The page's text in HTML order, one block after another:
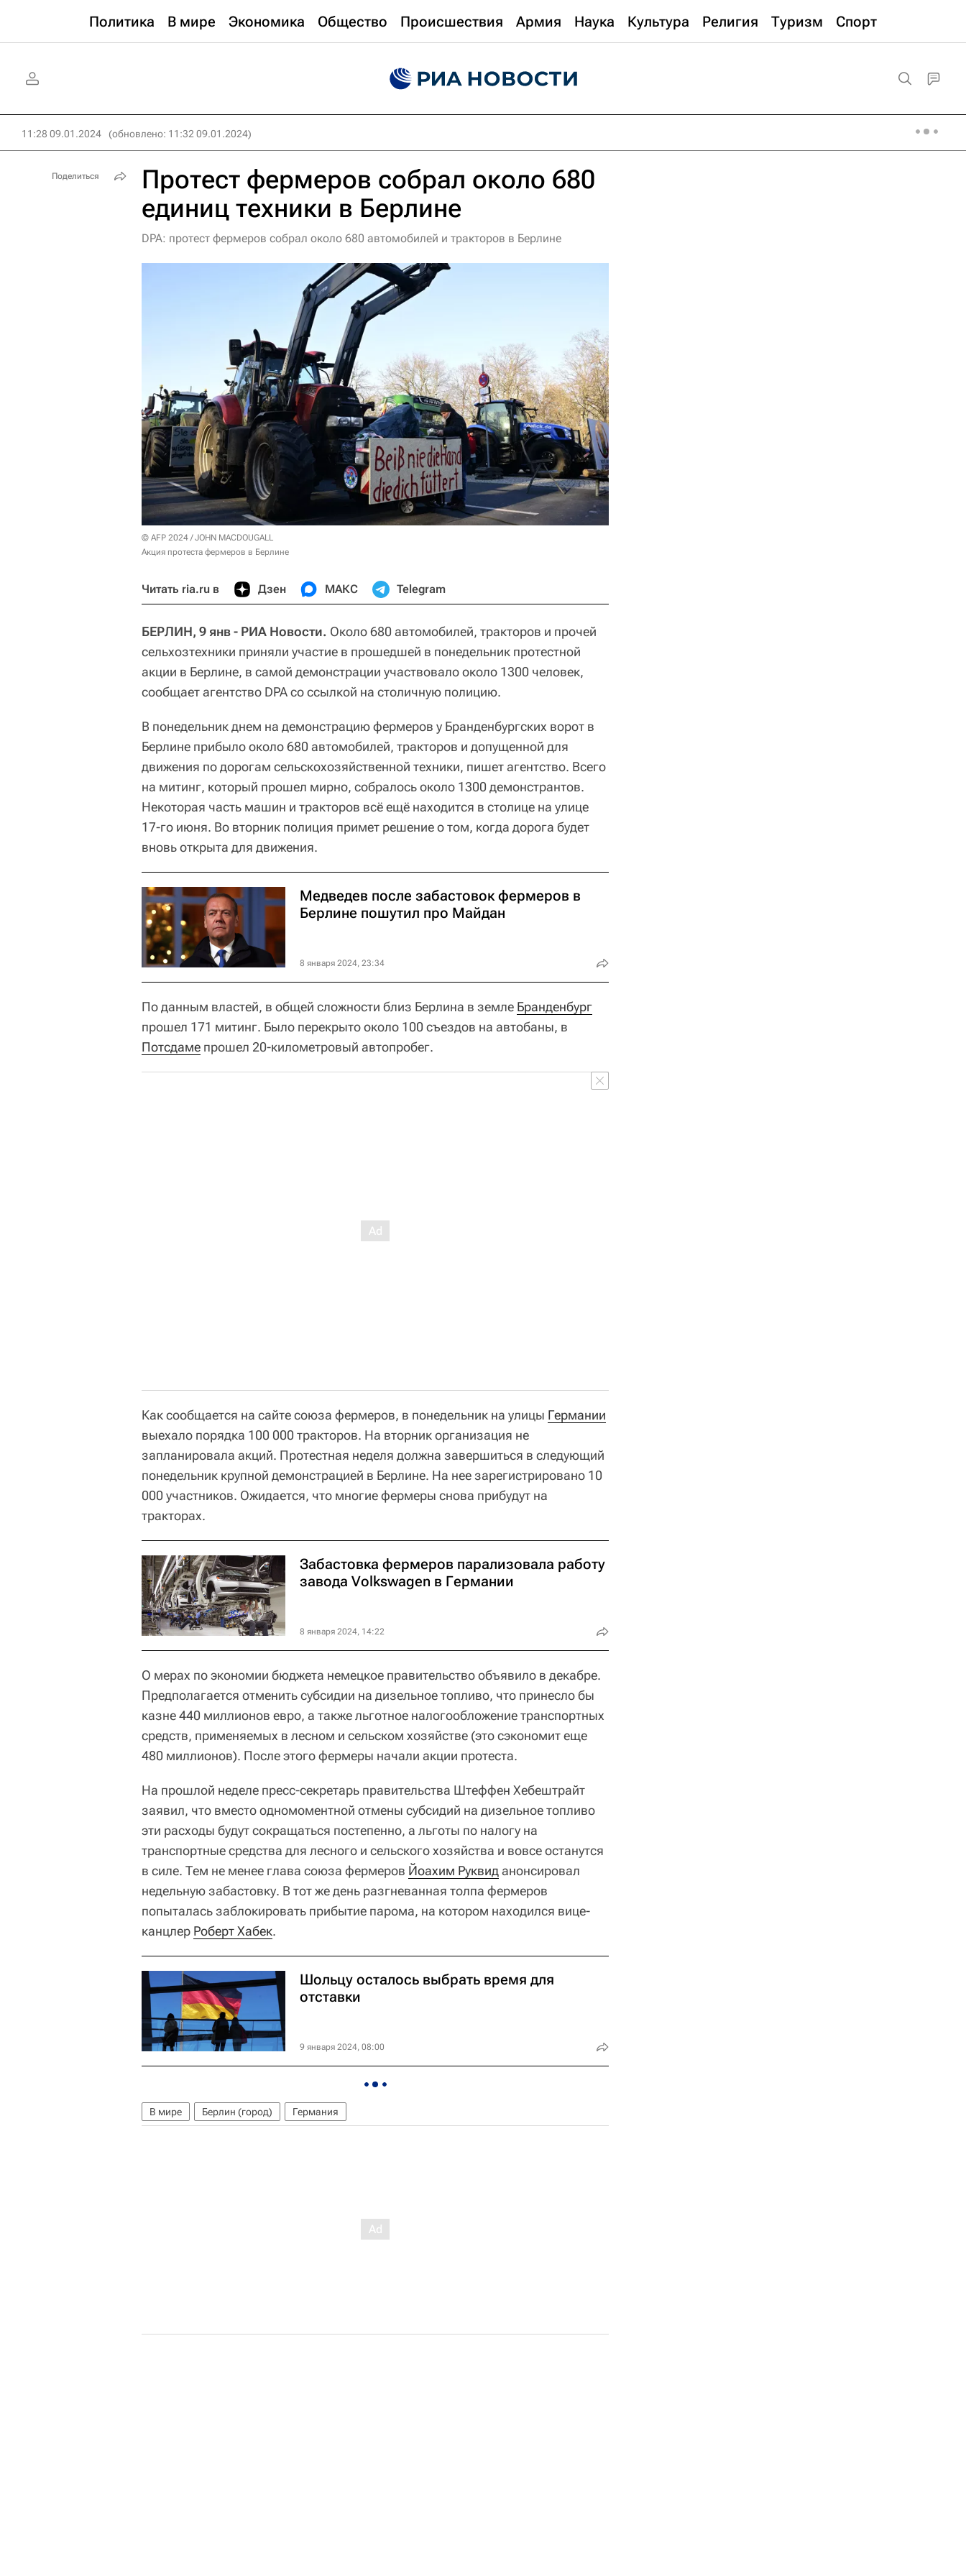
Политика В мире Экономика Общество Происшествия Армия Наука Культура Религия Туризм Спорт
11:28 09.01.2024 (обновлено: 11:32 09.01.2024)
Протест фермеров собрал около 680
единиц техники в Берлине
DPA: протест фермеров собрал около 680 автомобилей и тракторов в Берлине
© AFP 2024 / JOHN MACDOUGALL
Акция протеста фермеров в Берлине
Читать ria.ru в Дзен МАКС Telegram
БЕРЛИН, 9 янв - РИА Новости. Около 680 автомобилей, тракторов и прочей
сельхозтехники приняли участие в прошедшей в понедельник протестной
акции в Берлине, в самой демонстрации участвовало около 1300 человек,
сообщает агентство DPA со ссылкой на столичную полицию.
В понедельник днем на демонстрацию фермеров у Бранденбургских ворот в
Берлине прибыло около 680 автомобилей, тракторов и допущенной для
движения по дорогам сельскохозяйственной техники, пишет агентство. Всего
на митинг, который прошел мирно, собралось около 1300 демонстрантов.
Некоторая часть машин и тракторов всё ещё находится в столице на улице
17-го июня. Во вторник полиция примет решение о том, когда дорога будет
вновь открыта для движения.
Медведев после забастовок фермеров в
Берлине пошутил про Майдан
8 января 2024, 23:34
По данным властей, в общей сложности близ Берлина в земле Бранденбург
прошел 171 митинг. Было перекрыто около 100 съездов на автобаны, в
Потсдаме прошел 20-километровый автопробег.
Как сообщается на сайте союза фермеров, в понедельник на улицы Германии
выехало порядка 100 000 тракторов. На вторник организация не
запланировала акций. Протестная неделя должна завершиться в следующий
понедельник крупной демонстрацией в Берлине. На нее зарегистрировано 10
000 участников. Ожидается, что многие фермеры снова прибудут на
тракторах.
Забастовка фермеров парализовала работу
завода Volkswagen в Германии
8 января 2024, 14:22
О мерах по экономии бюджета немецкое правительство объявило в декабре.
Предполагается отменить субсидии на дизельное топливо, что принесло бы
казне 440 миллионов евро, а также льготное налогообложение транспортных
средств, применяемых в лесном и сельском хозяйстве (это сэкономит еще
480 миллионов). После этого фермеры начали акции протеста.
На прошлой неделе пресс-секретарь правительства Штеффен Хебештрайт
заявил, что вместо одномоментной отмены субсидий на дизельное топливо
эти расходы будут сокращаться постепенно, а льготы по налогу на
транспортные средства для лесного и сельского хозяйства и вовсе останутся
в силе. Тем не менее глава союза фермеров Йоахим Руквиданонсировал
недельную забастовку. В тот же день разгневанная толпа фермеров
попыталась заблокировать прибытие парома, на котором находился вице-
канцлер Роберт Хабек.
Шольцу осталось выбрать время для
отставки
9 января 2024, 08:00
В мире Берлин (город) Германия
Поделиться